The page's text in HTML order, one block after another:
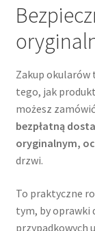
Zakup
tego, jak
możesz zamówić
bezpłatną
oryginalnym,
drzwi.
To praktyczne
tym, by oprawki
przypadkowych